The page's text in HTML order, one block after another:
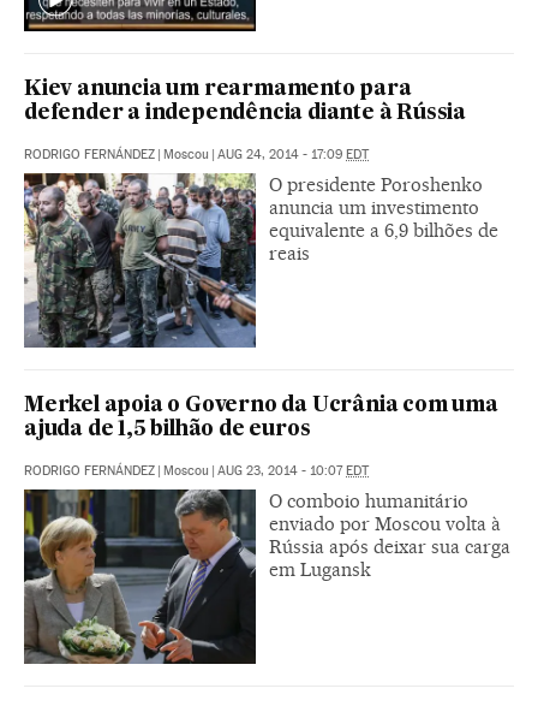
Kiev anuncia um rearmamento para
defender a independência diante à Rússia
RODRIGO FERNÁNDEZ Moscou AUG 24, 2014 - 17:09 EDT
O presidente Poroshenko
anuncia um investimento
equivalente a 6,9 bilhões de
reais
Merkel apoia o Governo da Ucrânia com uma
ajuda de 1,5 bilhão de euros
RODRIGO FERNÁNDEZ Moscou AUG 23, 2014 - 10:07 EDT
O comboio humanitário
enviado por Moscou volta à
Rússia após deixar sua carga
em Lugansk